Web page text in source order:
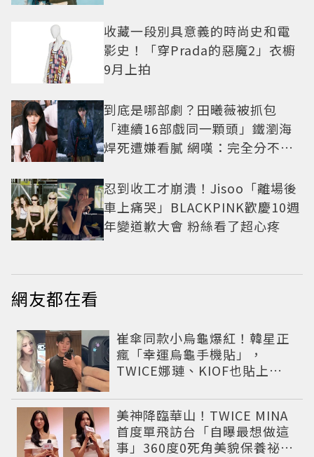
收藏一段別具意義的時尚史和電
影史！「穿Prada的惡魔2」衣櫥
9月上拍
到底是哪部劇？田曦薇被抓包
「連續16部戲同一顆頭」鐵瀏海
焊死遭嫌看膩 網嘆：完全分不出
忍到收工才崩潰！Jisoo「離場後
車上痛哭」BLACKPINK歡慶10週
年變道歉大會 粉絲看了超心疼
網友都在看
崔傘同款小烏龜爆紅！韓星正
瘋「幸運烏龜手機貼」，
TWICE娜璉、KIOF也貼上求
美神降臨華山！TWICE MINA
首度單飛訪台「自曝最想做這
事」360度0死角美貌保養祕訣